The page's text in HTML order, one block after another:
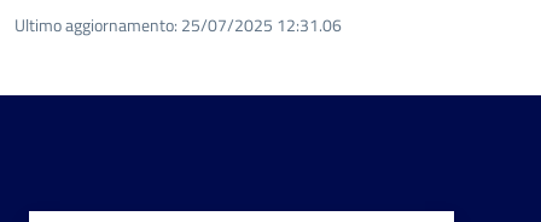
Ultimo aggiornamento: 25/07/2025 12:31.06